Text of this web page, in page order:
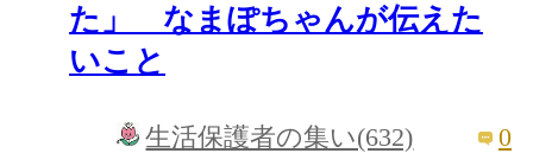
た」 なまぽちゃんが伝えた
いこと
生活保護者の集い(632) 0